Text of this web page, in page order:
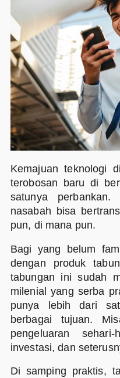
Kemajuan teknologi
terobosan baru di
satunya
nasabah bisa
pun, di mana pun.
Bagi yang belum
dengan produk
tabungan ini sudah
milenial yang serba
punya lebih dari
berbagai tujuan.
pengeluaran
investasi, dan
Di samping praktis,